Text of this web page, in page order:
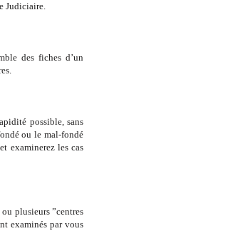
Judiciaire.
des fiches d’un
possible, sans
ou le mal-fondé
examinerez les cas
plusieurs ”centres
examinés par vous